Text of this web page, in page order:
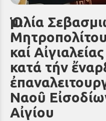
Ὁμιλία
καί
κατά τήν
Ναοῦ
Αἰγίου